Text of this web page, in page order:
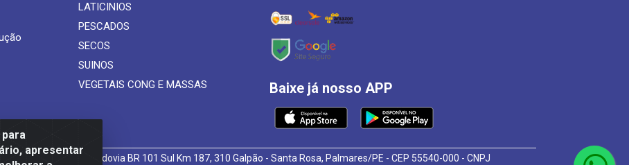
apresentar
LATICINIOS
PESCADOS
SECOS
SUINOS
VEGETAIS CONG E MASSAS
Baixe já nosso APP
Alimentos LTDA - Rodovia BR 101 Sul Km 187, 310 Galpão - Santa Rosa, Palmares/PE - CEP 55540-000 - CNPJ